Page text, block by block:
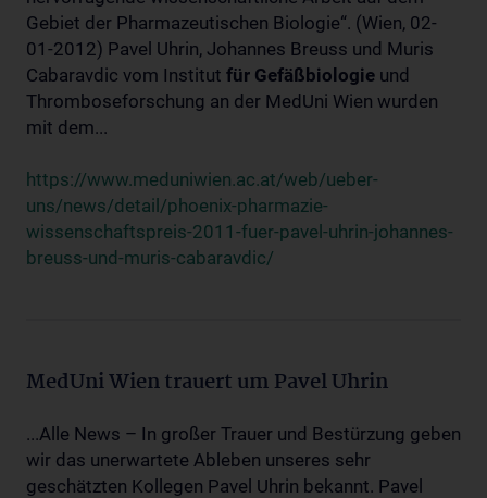
Gebiet der Pharmazeutischen Biologie“. (Wien, 02-
01-2012) Pavel Uhrin, Johannes Breuss und Muris
Cabaravdic vom Institut für Gefäßbiologie und
Thromboseforschung an der MedUni Wien wurden
mit dem...
https://www.meduniwien.ac.at/web/ueber-
uns/news/detail/phoenix-pharmazie-
wissenschaftspreis-2011-fuer-pavel-uhrin-johannes-
breuss-und-muris-cabaravdic/
MedUni Wien trauert um Pavel Uhrin
...Alle News – In großer Trauer und Bestürzung geben
wir das unerwartete Ableben unseres sehr
geschätzten Kollegen Pavel Uhrin bekannt. Pavel